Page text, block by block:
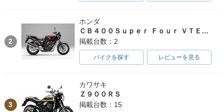
カラーチェンジ
チェンジ
2009年 CB1300 SU
PER FOUR・マイナ
2008年 CB1300 SU
PER FOUR ABS・
2
ホンダ
ＣＢ４００Ｓｕｐｅｒ Ｆｏｕｒ ＶＴＥＣ ＳＰＥＣ３
掲載台数：2
バイクを探す レビューを見る
3
カワサキ
Ｚ９００ＲＳ
掲載台数：15